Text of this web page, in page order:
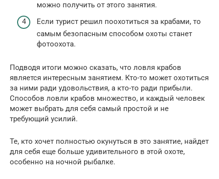
можно получить от этого занятия.
Если турист решил поохотиться за крабами, то
самым безопасным способом охоты станет
фотоохота.
Подводя итоги можно сказать, что ловля крабов
является интересным занятием. Кто-то может охотиться
за ними ради удовольствия, а кто-то ради прибыли.
Способов ловли крабов множество, и каждый человек
может выбрать для себя самый простой и не
требующий усилий.
Те, кто хочет полностью окунуться в это занятие, найдет
для себя еще больше удивительного в этой охоте,
особенно на ночной рыбалке.